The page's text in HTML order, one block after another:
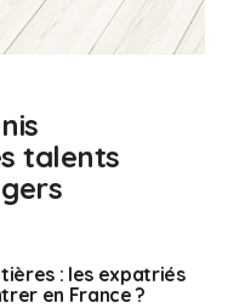
talents
: les expatriés
en France ?